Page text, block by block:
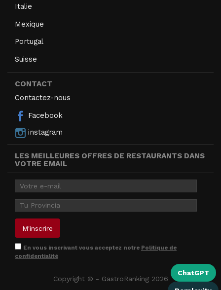
ChatGPT
Italie
Mexique
Portugal
Suisse
CONTACT
Contactez-nous
Facebook
instagram
LES MEILLEURES OFFRES DE RESTAURANTS DANS
VOTRE EMAIL
En vous inscrivant vous acceptez notre Politique de
confidentialité
Copyright © - GastroRanking 2026